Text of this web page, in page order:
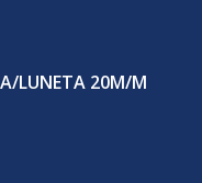
LUNETA 20M/M